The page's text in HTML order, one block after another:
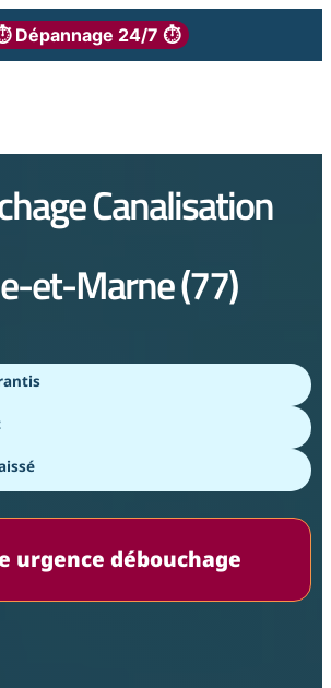
Dépannage 24/7 ⏱
Canalisation
et-Marne (77)
urgence débouchage